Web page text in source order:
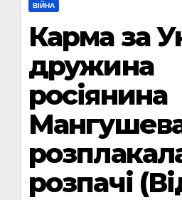
ВІЙНА
Карма за
дружина
росіянина
розпачі